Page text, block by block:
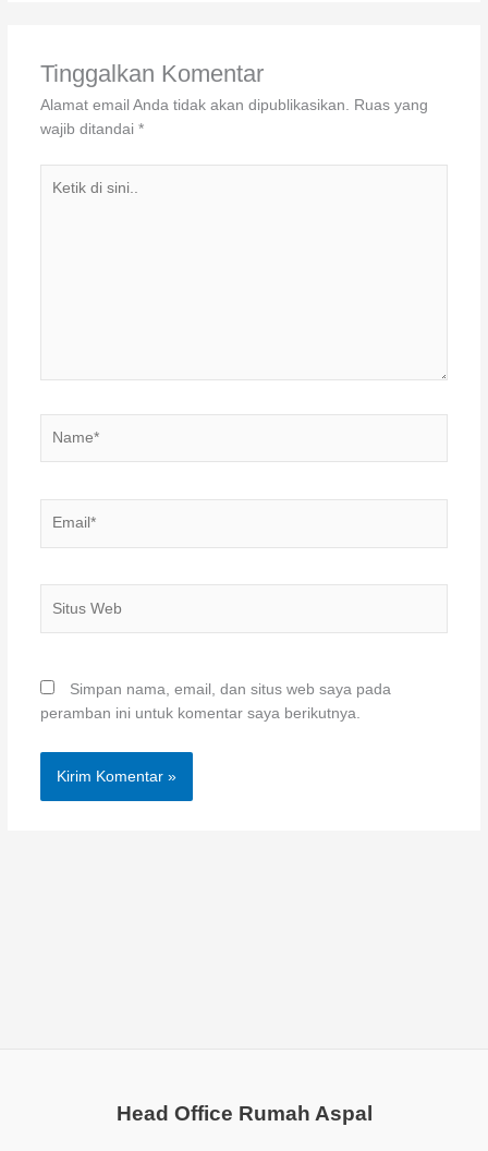
Tinggalkan Komentar
Alamat email Anda tidak akan dipublikasikan. Ruas yang
wajib ditandai *
Web
Simpan nama, email, dan situs web saya pada
peramban ini untuk komentar saya berikutnya.
Head Office Rumah Aspal